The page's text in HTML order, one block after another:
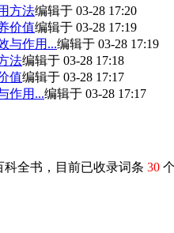
方法编辑于 03-28 17:20
价值编辑于 03-28 17:19
与作用...编辑于 03-28 17:19
法编辑于 03-28 17:18
值编辑于 03-28 17:17
作用...编辑于 03-28 17:17
全书，目前已收录词条 30 个